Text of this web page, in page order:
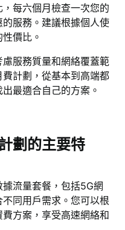
每六個月檢查一次您的
服務。建議根據個人使
價比。
服務質量和網絡覆蓋範
計劃，從基本到高端都
最適合自己的方案。
劃的主要特
流量套餐，包括5G網
同用戶需求。您可以根
方案，享受高速網絡和